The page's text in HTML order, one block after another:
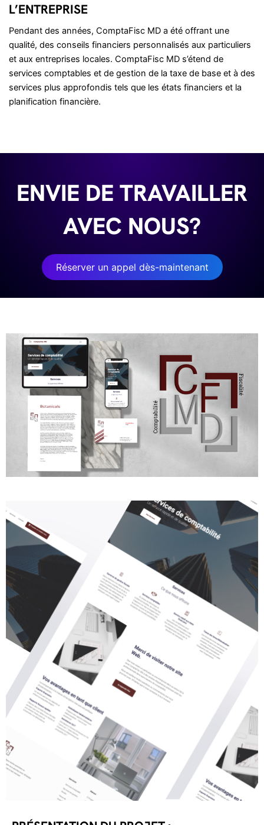
L’ENTREPRISE
Pendant des années, ComptaFisc MD a été offrant une
qualité, des conseils financiers personnalisés aux particuliers
et aux entreprises locales. ComptaFisc MD s’étend de
services comptables et de gestion de la taxe de base et à des
services plus approfondis tels que les états financiers et la
planification financière.
ENVIE DE TRAVAILLER
AVEC NOUS?
Réserver un appel dès-maintenant